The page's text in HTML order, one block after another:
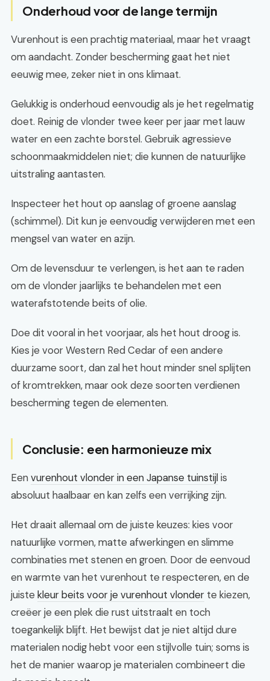
Onderhoud voor de lange termijn
Vurenhout is een prachtig materiaal, maar het vraagt
om aandacht. Zonder bescherming gaat het niet
eeuwig mee, zeker niet in ons klimaat.
Gelukkig is onderhoud eenvoudig als je het regelmatig
doet. Reinig de vlonder twee keer per jaar met lauw
water en een zachte borstel. Gebruik agressieve
schoonmaakmiddelen niet; die kunnen de natuurlijke
uitstraling aantasten.
Inspecteer het hout op aanslag of groene aanslag
(schimmel). Dit kun je eenvoudig verwijderen met een
mengsel van water en azijn.
Om de levensduur te verlengen, is het aan te raden
om de vlonder jaarlijks te behandelen met een
waterafstotende beits of olie.
Doe dit vooral in het voorjaar, als het hout droog is.
Kies je voor Western Red Cedar of een andere
duurzame soort, dan zal het hout minder snel splijten
of kromtrekken, maar ook deze soorten verdienen
bescherming tegen de elementen.
Conclusie: een harmonieuze mix
Eenvurenhout vlonder in een Japanse tuinstijlis
absoluut haalbaar en kan zelfs een verrijking zijn.
Het draait allemaal om de juiste keuzes: kies voor
natuurlijke vormen, matte afwerkingen en slimme
combinaties met stenen en groen. Door de eenvoud
en warmte van het vurenhout te respecteren, en de
juiste kleur beits voor je vurenhout vlonder te kiezen,
creëer je een plek die rust uitstraalt en toch
toegankelijk blijft. Het bewijst dat je niet altijd dure
materialen nodig hebt voor een stijlvolle tuin; soms is
het de manier waarop je materialen combineert die